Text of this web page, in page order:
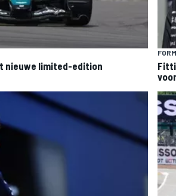
nieuwe limited-edition